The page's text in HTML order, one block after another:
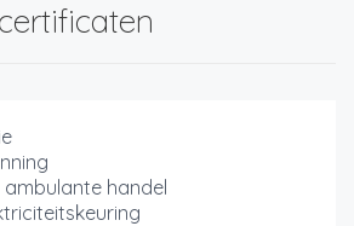
handel